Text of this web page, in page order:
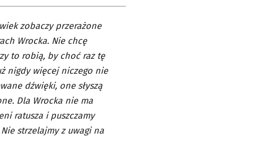
zobaczy przerażone
Wrocka. Nie chcę
to robią, by choć raz tę
nigdy więcej niczego nie
dźwięki, one słyszą
Dla Wrocka nie ma
ratusza i puszczamy
strzelajmy z uwagi na